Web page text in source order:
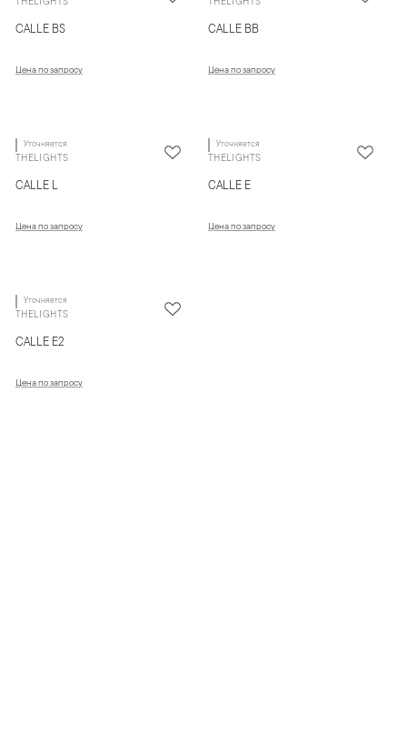
THELIGHTS
CALLE BS
Цена по запросу
THELIGHTS
CALLE BB
Цена по запросу
Уточняется
THELIGHTS
CALLE L
Цена по запросу
Уточняется
THELIGHTS
CALLE E
Цена по запросу
Уточняется
THELIGHTS
CALLE E2
Цена по запросу